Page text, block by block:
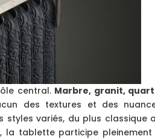
central. Marbre, granit,
des textures et des
variés, du plus classique
la tablette participe pleinement